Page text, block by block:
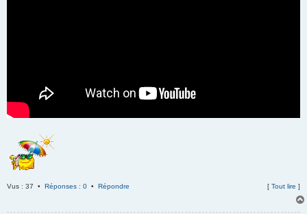
Vus : 37 • Réponses : 0 • Répondre [ Tout lire ]